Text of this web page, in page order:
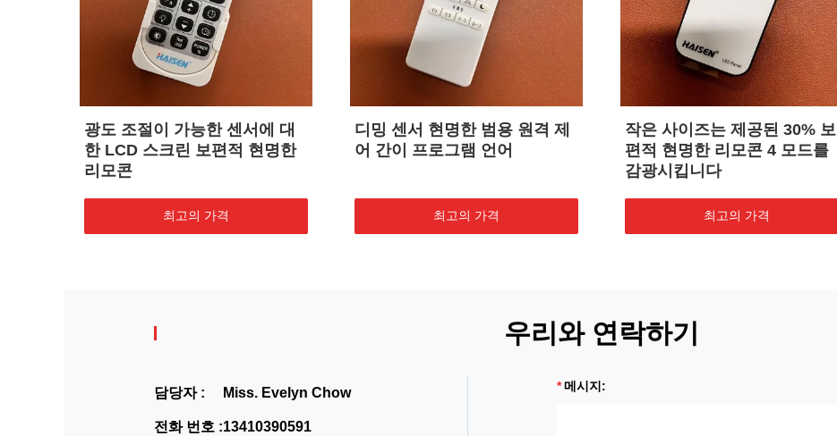
광도 조절이 가능한 센서에 대
한 LCD 스크린 보편적 현명한
리모콘
최고의 가격
디밍 센서 현명한 범용 원격 제
어 간이 프로그램 언어
최고의 가격
작은 사이즈는 제공된 30% 보
편적 현명한 리모콘 4 모드를
감광시킵니다
최고의 가격
우리와 연락하기
담당자 : Miss. Evelyn Chow
전화 번호 :13410390591
메시지: